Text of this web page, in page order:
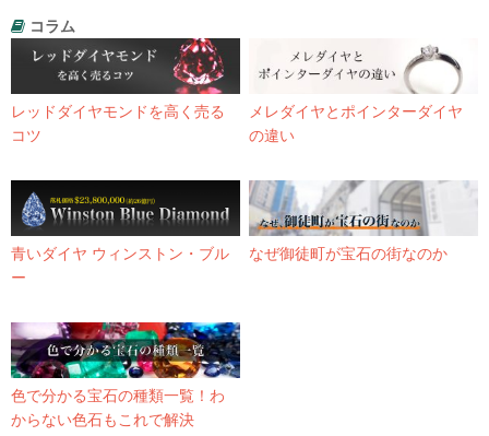
コラム
レッドダイヤモンドを高く売る
コツ
メレダイヤとポインターダイヤ
の違い
青いダイヤ ウィンストン・ブル
ー
なぜ御徒町が宝石の街なのか
色で分かる宝石の種類一覧！わ
からない色石もこれで解決